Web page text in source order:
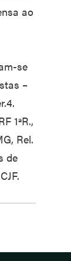
ao
se
–
1ªR.,
Rel.
de